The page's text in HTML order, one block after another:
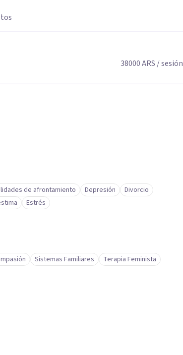
38000ARS / sesión
de afrontamiento Depresión
Divorcio
Estrés
Sistemas Familiares
Terapia Feminista